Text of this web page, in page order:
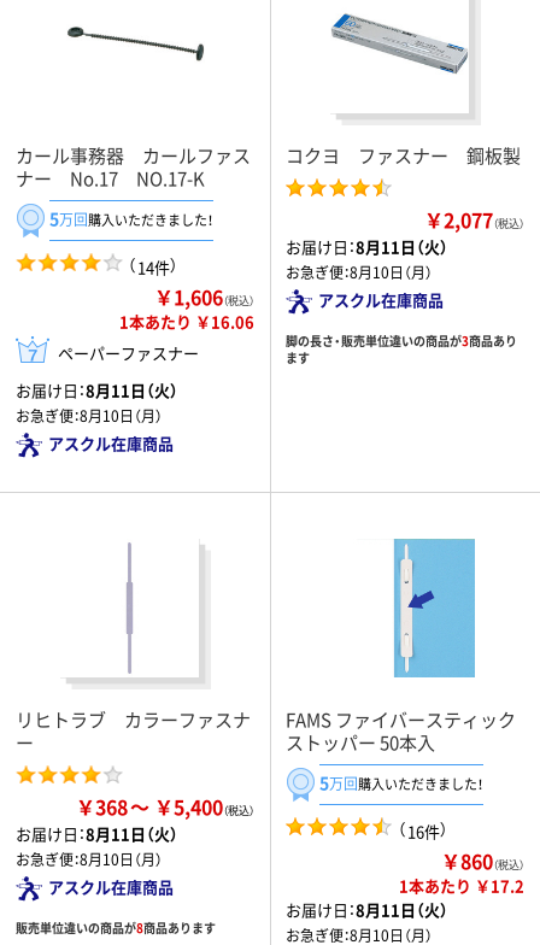
カール事務器 カールファス
ナー No.17 NO.17-K
5万回購入いただきました！
（14件）
￥1,606（税込）
1本あたり ￥16.06
ペーパーファスナー
お届け日：8月11日（火）
お急ぎ便：8月10日（月）
アスクル在庫商品
コクヨ ファスナー 鋼板製
￥2,077（税込）
お届け日：8月11日（火）
お急ぎ便：8月10日（月）
アスクル在庫商品
脚の長さ・販売単位違いの商品が3商品あり
ます
リヒトラブ カラーファスナ
ー
￥368 ￥5,400
お届け日：8月11日（火）
お急ぎ便：8月10日（月）
アスクル在庫商品
販売単位違いの商品が8商品あります
FAMS ファイバースティック
ストッパー 50本入
5万回購入いただきました！
（16件）
￥860（税込）
1本あたり ￥17.2
お届け日：8月11日（火）
お急ぎ便：8月10日（月）